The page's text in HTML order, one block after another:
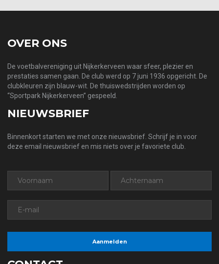
OVER ONS
De voetbalvereniging uit Nijkerkerveen waar sfeer, plezier en
prestaties samen gaan. De club werd op 7 juni 1936 opgericht. De
clubkleuren zijn blauw-wit. De thuiswedstrijden worden op
“Sportpark Nijkerkerveen” gespeeld.
NIEUWSBRIEF
Binnenkort starten we met onze nieuwsbrief. Schrijf je in voor
deze email nieuwsbrief en mis niets over je favoriete club.